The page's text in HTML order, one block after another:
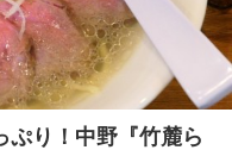
り！中野『竹麓ら